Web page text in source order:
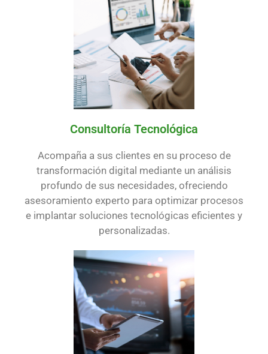
Consultoría Tecnológica
Acompaña a sus clientes en su proceso de
transformación digital mediante un análisis
profundo de sus necesidades, ofreciendo
asesoramiento experto para optimizar procesos
e implantar soluciones tecnológicas eficientes y
personalizadas.